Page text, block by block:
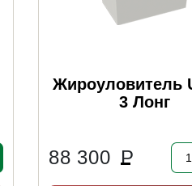
Жироуловитель
3 Лонг
88 300 Р